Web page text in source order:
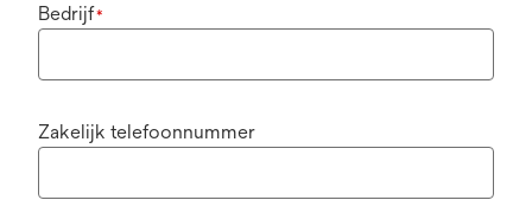
Bedrijf*
Zakelijk telefoonnummer